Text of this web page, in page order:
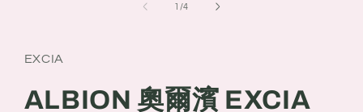
1 /of
4
EXCIA
ALBION 奧爾濱 EXCIA